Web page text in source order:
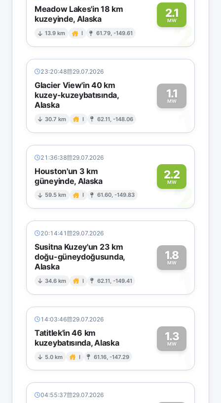
Meadow Lakes'in 18 km
kuzeyinde, Alaska
13.9 km I 61.79, -149.61
2.1
MW2
23:20:48 29.07.2026
Glacier View'in 40 km
kuzey-kuzeybatısında,
Alaska
30.7 km I 62.11, -148.06
1.1
MW
1
21:36:38 29.07.2026
Houston'un 3 km
güneyinde, Alaska
59.5 km I 61.60, -149.83
2.2
MW2
20:14:41 29.07.2026
Susitna Kuzey'un 23 km
doğu-güneydoğusunda,
Alaska
34.6 km I 62.11, -149.41
1.8
MW
1
14:03:46 29.07.2026
Tatitlek'in 46 km
kuzeybatısında, Alaska
5.0 km I 61.16, -147.29
1.3
MW1
04:55:37 29.07.2026